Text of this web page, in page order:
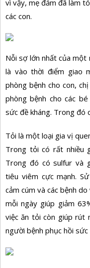
vì vậy, mẹ đảm đã làm
các con.
Nỗi sợ lớn nhất của một
là vào thời điểm giao
phòng bệnh cho con,
phòng bệnh cho các
sức đề kháng. Trong đó
Tỏi là một loại gia vị
Trong tỏi có rất nhiều
Trong đó có sulfur và
tiêu viêm cực mạnh.
cảm cúm và các bệnh
mỗi ngày giúp giảm
việc ăn tỏi còn giúp rút
người bệnh phục hồi sức